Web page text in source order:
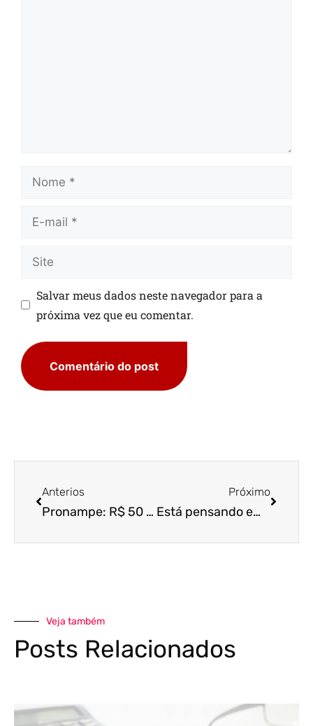
Salvar meus dados neste navegador para a
próxima vez que eu comentar.
Anterios
Pronampe: R$ 50 milhões no microcrédito para ajudar sua empresa a crescer!
Próximo
Está pensando em alterar o endereço? Saiba os procedimentos e custos
Veja também
Posts Relacionados